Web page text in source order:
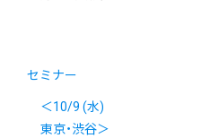
セミナー
＜10/9 (水)
東京・渋谷＞